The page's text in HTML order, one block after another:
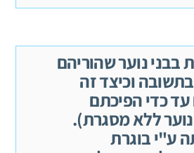
נוער שהוריהם
וכיצד זה
כדי הפיכתם
ללא מסגרת).
ע"י בוגרת